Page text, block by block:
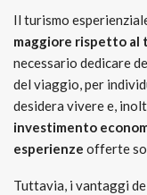
Il turismo
maggiore rispetto al
necessario dedicare
del viaggio, per
desidera vivere e,
investimento
esperienze offerte
Tuttavia, i vantaggi